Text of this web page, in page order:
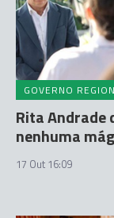
GOVERNO
Rita Andrade
nenhuma
17 Out 16:09